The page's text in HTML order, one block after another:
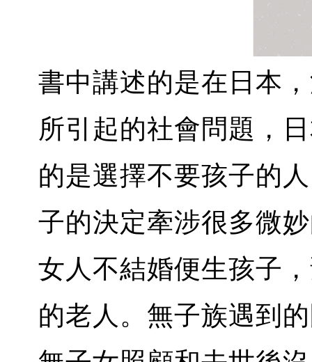
書中講述的是在日本
所引起的社會問題，
的是選擇不要孩子的
子的決定牽涉很多微
女人不結婚便生孩子
的老人。無子族遇到